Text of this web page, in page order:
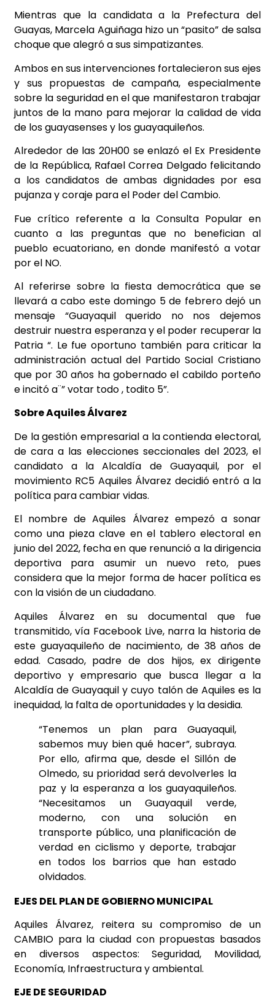
Mientras que la candidata a la Prefectura del
Guayas, Marcela Aguiñaga hizo un “pasito” de salsa
choque que alegró a sus simpatizantes.
Ambos en sus intervenciones fortalecieron sus ejes
y sus propuestas de campaña, especialmente
sobre la seguridad en el que manifestaron trabajar
juntos de la mano para mejorar la calidad de vida
de los guayasenses y los guayaquileños.
Alrededor de las 20H00 se enlazó el Ex Presidente
de la República, Rafael Correa Delgado felicitando
a los candidatos de ambas dignidades por esa
pujanza y coraje para el Poder del Cambio.
Fue crítico referente a la Consulta Popular en
cuanto a las preguntas que no benefician al
pueblo ecuatoriano, en donde manifestó a votar
por el NO.
Al referirse sobre la fiesta democrática que se
llevará a cabo este domingo 5 de febrero dejó un
mensaje “Guayaquil querido no nos dejemos
destruir nuestra esperanza y el poder recuperar la
Patria “. Le fue oportuno también para criticar la
administración actual del Partido Social Cristiano
que por 30 años ha gobernado el cabildo porteño
e incitó a¨” votar todo , todito 5”.
Sobre Aquiles Álvarez
De la gestión empresarial a la contienda electoral,
de cara a las elecciones seccionales del 2023, el
candidato a la Alcaldía de Guayaquil, por el
movimiento RC5 Aquiles Álvarez decidió entró a la
política para cambiar vidas.
El nombre de Aquiles Álvarez empezó a sonar
como una pieza clave en el tablero electoral en
junio del 2022, fecha en que renunció a la dirigencia
deportiva para asumir un nuevo reto, pues
considera que la mejor forma de hacer política es
con la visión de un ciudadano.
Aquiles Álvarez en su documental que fue
transmitido, vía Facebook Live, narra la historia de
este guayaquileño de nacimiento, de 38 años de
edad. Casado, padre de dos hijos, ex dirigente
deportivo y empresario que busca llegar a la
Alcaldía de Guayaquil y cuyo talón de Aquiles es la
inequidad, la falta de oportunidades y la desidia.
“Tenemos un plan para Guayaquil,
sabemos muy bien qué hacer”, subraya.
Por ello, afirma que, desde el Sillón de
Olmedo, su prioridad será devolverles la
paz y la esperanza a los guayaquileños.
“Necesitamos un Guayaquil verde,
moderno, con una solución en
transporte público, una planificación de
verdad en ciclismo y deporte, trabajar
en todos los barrios que han estado
olvidados.
EJES DEL PLAN DE GOBIERNO MUNICIPAL
Aquiles Álvarez, reitera su compromiso de un
CAMBIO para la ciudad con propuestas basados
en diversos aspectos: Seguridad, Movilidad,
Economía, Infraestructura y ambiental.
EJE DE SEGURIDAD